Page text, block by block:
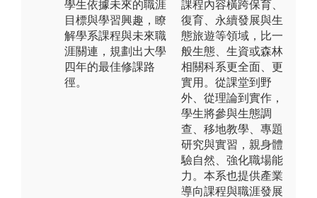
學生依據未來的職涯
目標與學習興趣，瞭
解學系課程與未來職
涯關連，規劃出大學
四年的最佳修課路
徑。
課程內容橫跨保育、
復育、永續發展與生
態旅遊等領域，比一
般生態、生資或森林
相關科系更全面、更
實用。從課堂到野
外、從理論到實作，
學生將參與生態調
查、移地教學、專題
研究與實習，親身體
驗自然、強化職場能
力。本系也提供產業
導向課程與職涯發展